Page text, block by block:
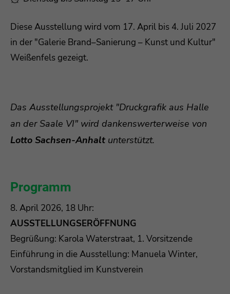
Drop us a line
info@yourdomain.com
About us
Aenean commodo ligula eget dolor. Aenean
massa. Cum sociis natoque penatibus et magnis
dis parturient montes, nascetur ridiculus mus.
Diese Ausstellung wird vom 17. April bis 4. Juli 2027
in der "Galerie Brand–Sanierung – Kunst und Kultur"
Weißenfels gezeigt.
Das Ausstellungsprojekt "Druckgrafik aus Halle
an der Saale VI" wird dankenswerterweise von
Lotto Sachsen-Anhaltunterstützt.
Programm
8. April 2026, 18 Uhr:
AUSSTELLUNGSERÖFFNUNG
Begrüßung: Karola Waterstraat, 1. Vorsitzende
Einführung in die Ausstellung: Manuela Winter,
Vorstandsmitglied im Kunstverein